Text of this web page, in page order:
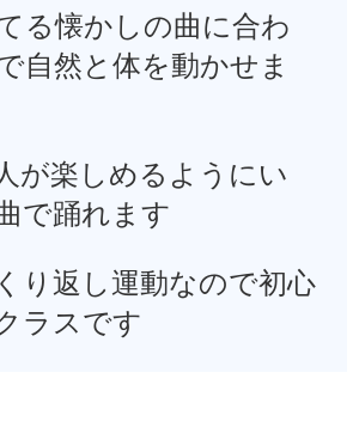
る懐かしの曲に合わ
自然と体を動かせま
が楽しめるようにい
で踊れます
り返し運動なので初心
ラスです